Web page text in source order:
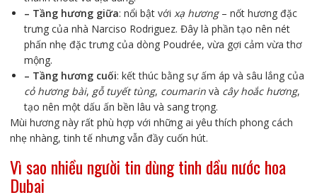
– Tầng hương giữa: nổi bật với xạ hương– nốt hương đặc
trưng của nhà Narciso Rodriguez. Đây là phần tạo nên nét
phấn nhẹ đặc trưng của dòng Poudrée, vừa gợi cảm vừa thơ
mộng.
– Tầng hương cuối: kết thúc bằng sự ấm áp và sâu lắng của
cỏ hương bài, gỗ tuyết tùng, coumarinvà cây hoắc hương,
tạo nên một dấu ấn bền lâu và sang trọng.
Mùi hương này rất phù hợp với những ai yêu thích phong cách
nhẹ nhàng, tinh tế nhưng vẫn đầy cuốn hút.
Vì sao nhiều người tin dùng tinh dầu nước hoa
Dubai